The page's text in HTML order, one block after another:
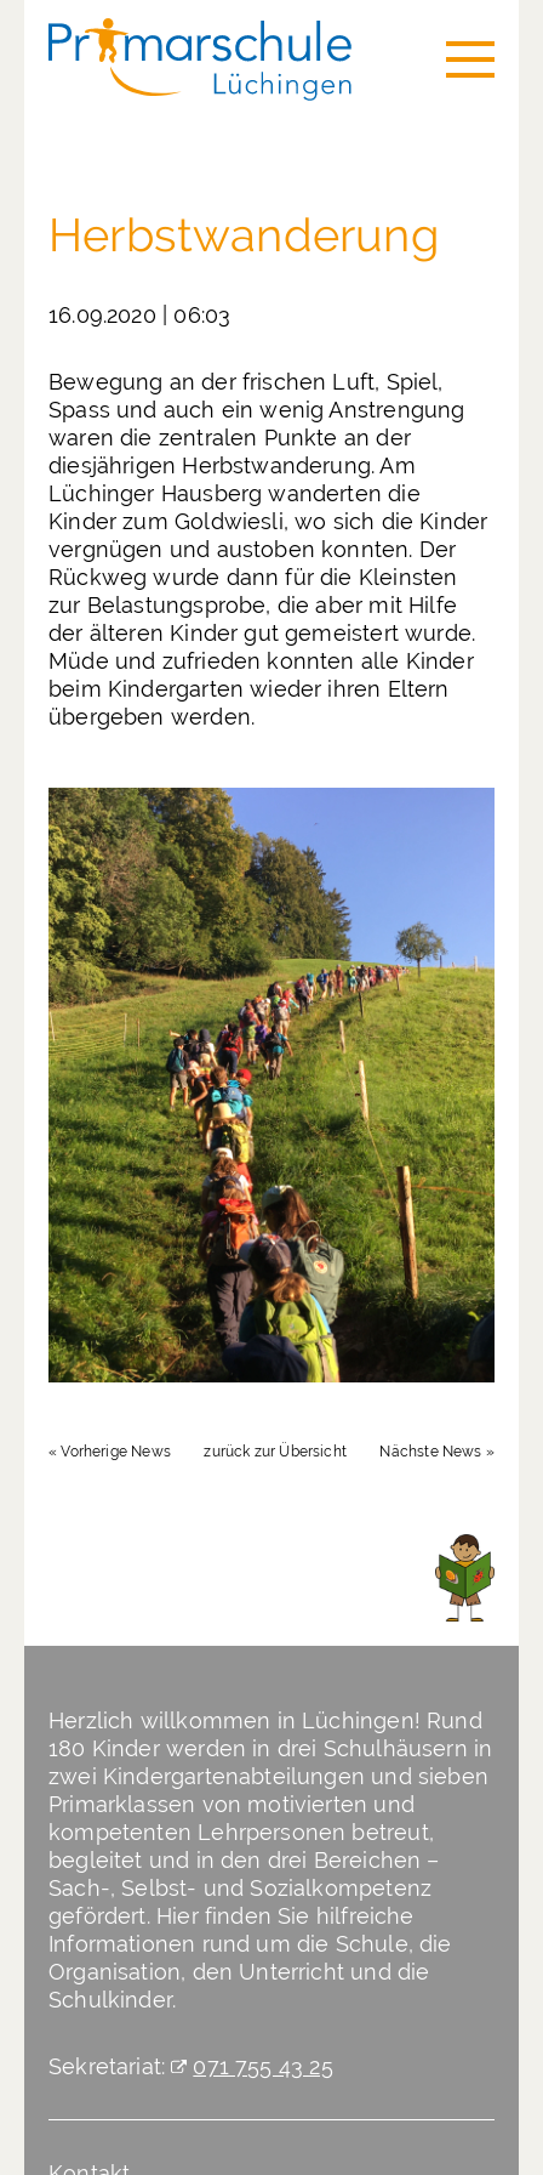
Herbstwanderung
16.09.2020 | 06:03
Bewegung an der frischen Luft, Spiel,
Spass und auch ein wenig Anstrengung
waren die zentralen Punkte an der
diesjährigen Herbstwanderung. Am
Lüchinger Hausberg wanderten die
Kinder zum Goldwiesli, wo sich die Kinder
vergnügen und austoben konnten. Der
Rückweg wurde dann für die Kleinsten
zur Belastungsprobe, die aber mit Hilfe
der älteren Kinder gut gemeistert wurde.
Müde und zufrieden konnten alle Kinder
beim Kindergarten wieder ihren Eltern
übergeben werden.
« Vorherige News zurück zur Übersicht Nächste News »
Herzlich willkommen in Lüchingen! Rund
180 Kinder werden in drei Schulhäusern in
zwei Kindergartenabteilungen und sieben
Primarklassen von motivierten und
kompetenten Lehrpersonen betreut,
begleitet und in den drei Bereichen –
Sach-, Selbst- und Sozialkompetenz
gefördert. Hier finden Sie hilfreiche
Informationen rund um die Schule, die
Organisation, den Unterricht und die
Schulkinder.
Sekretariat: 071 755 43 25